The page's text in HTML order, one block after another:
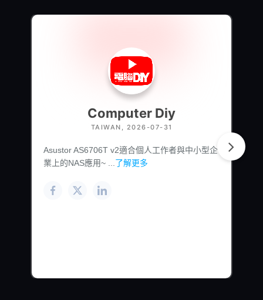
Computer Diy
TAIWAN, 2026-07-31
Asustor AS6706T v2適合個人工作者與中小型企
業上的NAS應用~ ... 了解更多